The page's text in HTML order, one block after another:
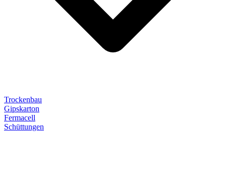
Trockenbau
Gipskarton
Fermacell
Schüttungen